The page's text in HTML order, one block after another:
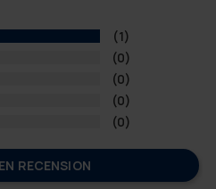
1
0
0
0
0
RECENSION